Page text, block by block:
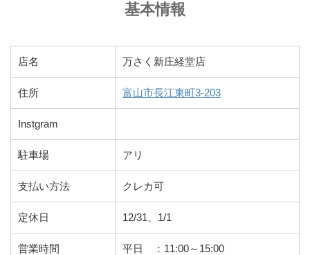
基本情報
店名 万さく新庄経堂店
住所 富山市長江東町3-203
Instgram
駐車場 アリ
支払い方法 クレカ可
定休日 12/31、1/1
営業時間
平日 ：11:00～15:00